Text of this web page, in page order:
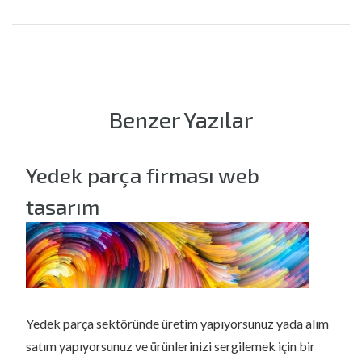
Benzer Yazılar
Yedek parça firması web
tasarım
Yedek parça sektöründe üretim yapıyorsunuz yada alım
satım yapıyorsunuz ve ürünlerinizi sergilemek için bir